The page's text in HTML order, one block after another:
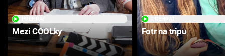
Mezi COOLky Fotr na tripu